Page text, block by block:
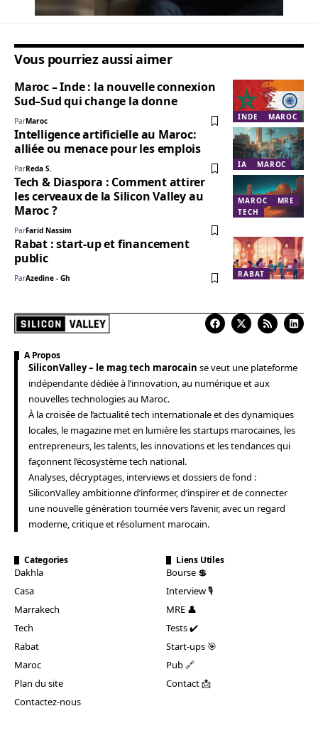
Vous pourriez aussi aimer
INDE MAROC
Maroc – Inde : la nouvelle connexion
Sud–Sud qui change la donne
ParMaroc
IA MAROC
Intelligence artificielle au Maroc:
alliée ou menace pour les emplois
ParReda S.
MAROC
MRE
TECH
Tech & Diaspora : Comment attirer
les cerveaux de la Silicon Valley au
Maroc ?
ParFarid Nassim
RABAT
Rabat : start-up et financement
public
ParAzedine - Gh
A Propos
SiliconValley – le mag tech marocain se veut une plateforme
indépendante dédiée à l’innovation, au numérique et aux
nouvelles technologies au Maroc.
À la croisée de l’actualité tech internationale et des dynamiques
locales, le magazine met en lumière les startups marocaines, les
entrepreneurs, les talents, les innovations et les tendances qui
façonnent l’écosystème tech national.
Analyses, décryptages, interviews et dossiers de fond :
SiliconValley ambitionne d’informer, d’inspirer et de connecter
une nouvelle génération tournée vers l’avenir, avec un regard
moderne, critique et résolument marocain.
Categories
Dakhla
Casa
Marrakech
Tech
Rabat
Maroc
Plan du site
Contactez-nous
Liens Utiles
Bourse 💲
Interview 🎙️
MRE 👤
Tests ✔️
Start-ups 🎯
Pub 🔗
Contact 📩